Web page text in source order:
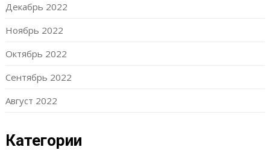
Декабрь 2022
Ноябрь 2022
Октябрь 2022
Сентябрь 2022
Август 2022
Категории